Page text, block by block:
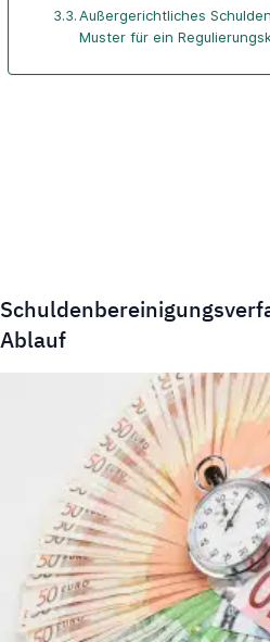
Außergerichtliches
Muster für ein
Ablauf